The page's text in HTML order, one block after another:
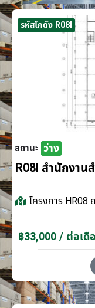
รหัสโกดัง R08I
สถานะ ว่าง
R08I สำนักงาน
โครงการ HR08
฿33,000 / ต่อเดื